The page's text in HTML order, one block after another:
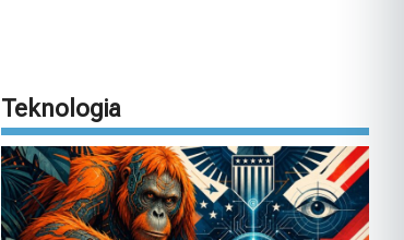
Teknologia